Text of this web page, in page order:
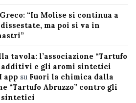
“In Molise si continua a
ma poi si va in
tavola: l’associazione “Tartufo
additivi e gli aromi sintetici
app su Fuori la chimica dalla
“Tartufo Abruzzo” contro gli
sintetici